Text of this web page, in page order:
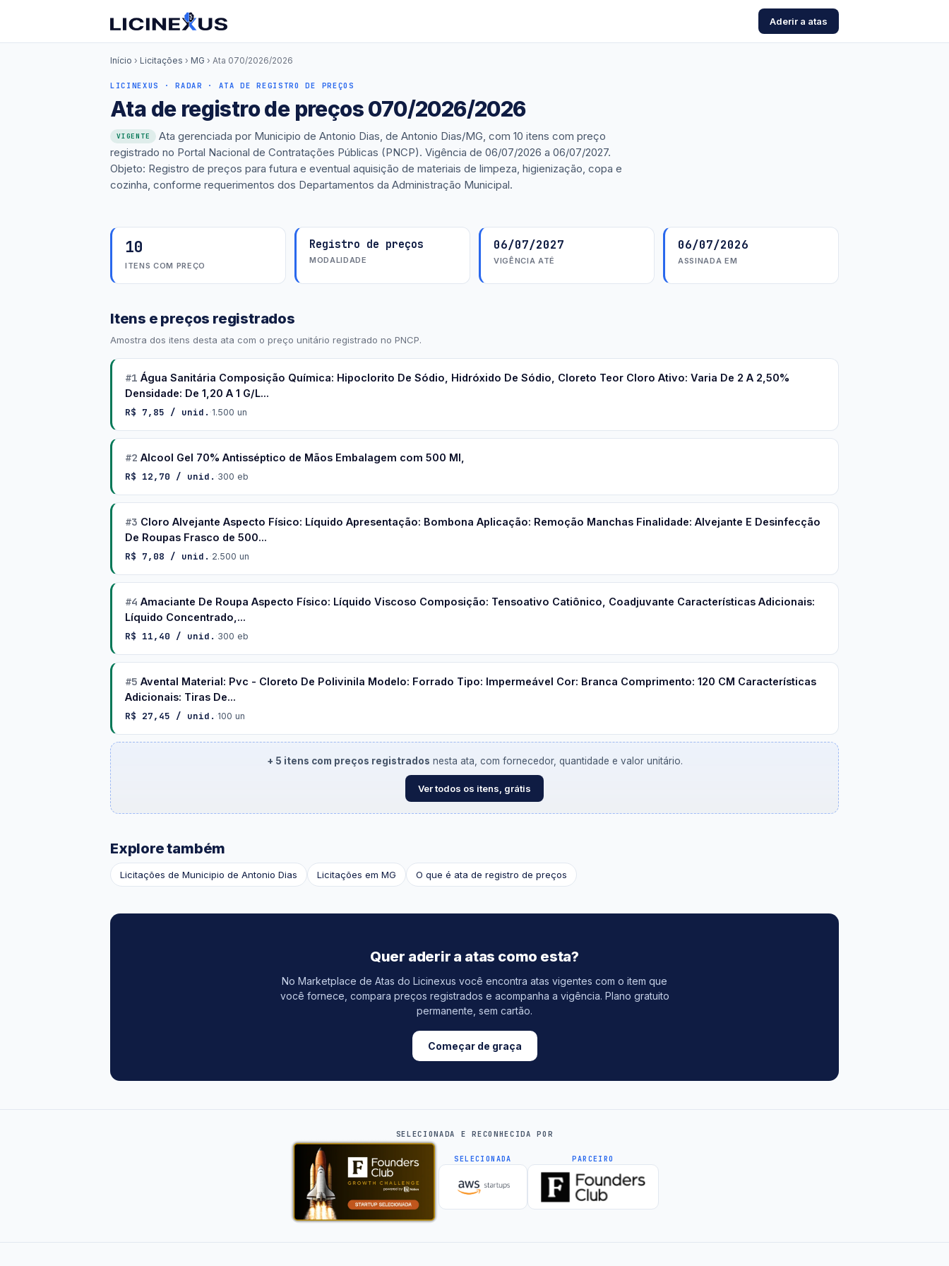
Aderir a atas
Início › Licitações › MG › Ata 070/2026/2026
LICINEXUS · RADAR · ATA DE REGISTRO DE PREÇOS
Ata de registro de preços 070/2026/2026
VIGENTE
Ata gerenciada por Municipio de Antonio Dias, de Antonio Dias/MG, com 10 itens com preço
registrado no Portal Nacional de Contratações Públicas (PNCP). Vigência de 06/07/2026 a 06/07/2027.
Objeto: Registro de preços para futura e eventual aquisição de materiais de limpeza, higienização, copa e
cozinha, conforme requerimentos dos Departamentos da Administração Municipal.
10
ITENS COM PREÇO
Registro de preços
MODALIDADE
06/07/2027
VIGÊNCIA ATÉ
06/07/2026
ASSINADA EM
Itens e preços registrados
Amostra dos itens desta ata com o preço unitário registrado no PNCP.
#1 Água Sanitária Composição Química: Hipoclorito De Sódio, Hidróxido De Sódio, Cloreto Teor Cloro Ativo: Varia De 2 A 2,50%
Densidade: De 1,20 A 1 G/L...
R$ 7,85 / unid. ·1.500 un
#2 Alcool Gel 70% Antisséptico de Mãos Embalagem com 500 Ml,
R$ 12,70 / unid. ·300 eb
#3 Cloro Alvejante Aspecto Físico: Líquido Apresentação: Bombona Aplicação: Remoção Manchas Finalidade: Alvejante E Desinfecção
De Roupas Frasco de 500...
R$ 7,08 / unid. ·2.500 un
#4 Amaciante De Roupa Aspecto Físico: Líquido Viscoso Composição: Tensoativo Catiônico, Coadjuvante Características Adicionais:
Líquido Concentrado,...
R$ 11,40 / unid. ·300 eb
#5 Avental Material: Pvc - Cloreto De Polivinila Modelo: Forrado Tipo: Impermeável Cor: Branca Comprimento: 120 CM Características
Adicionais: Tiras De...
R$ 27,45 / unid. ·100 un
+ 5 itens com preços registrados nesta ata, com fornecedor, quantidade e valor unitário.
Ver todos os itens, grátis
Explore também
Licitações de Municipio de Antonio Dias Licitações em MG O que é ata de registro de preços
Quer aderir a atas como esta?
No Marketplace de Atas do Licinexus você encontra atas vigentes com o item que
você fornece, compara preços registrados e acompanha a vigência. Plano gratuito
permanente, sem cartão.
Começar de graça
SELECIONADA E RECONHECIDA POR
SELECIONADA PARCEIRO